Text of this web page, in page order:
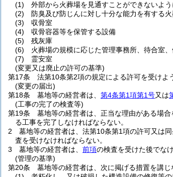
(1)
外部から火葬場を見通すことができないよ
(2)
防臭及び防じんに対し十分な能力を有する
(3)
収骨室
(4)
収骨容器等を保管する設備
(5)
残灰庫
(6)
火葬場の規模に応じた管理事務所、待合室
(7)
霊安室
(変更又は廃止の許可の基準)
第17条
法第10条第2項の規定による許可を受けよ
(変更の届出)
第18条
墓地等の経営者は、 第4条第1項第1号又は
(工事の完了の検査等)
第19条
墓地等の経営者は、正当な理由がある場
る工事を完了しなければならない。
2
墓地等の経営者は、法第10条第1項の許可又は
査を受けなければならない。
3
墓地等の経営者は、 前項の検査を受けた後でな
(管理の基準)
第20条
墓地等の経営者は、次に掲げる措置を講じ